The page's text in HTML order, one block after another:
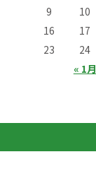
« 1月
9
10
16
17
23
24